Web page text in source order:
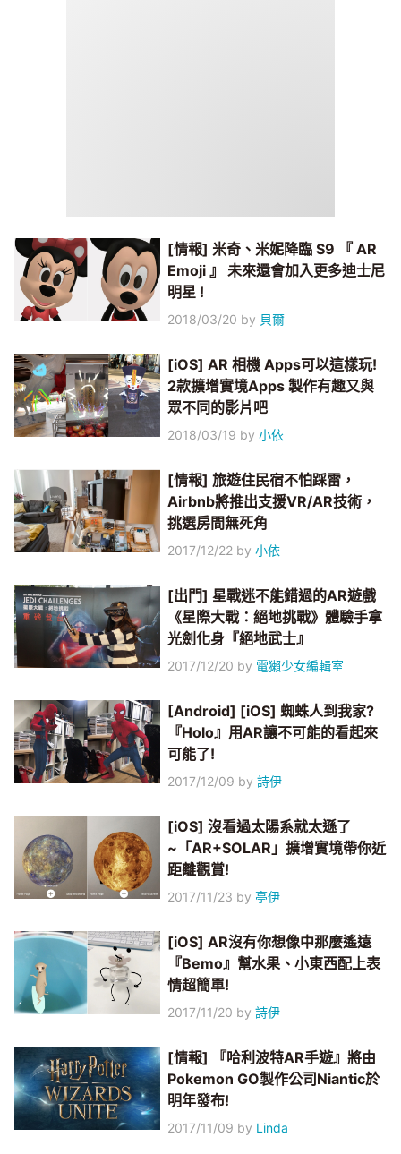
[情報] 米奇、米妮降臨 S9 『 AR
Emoji 』 未來還會加入更多迪士尼
明星 !
2018/03/20 by 貝爾
[iOS] AR 相機 Apps可以這樣玩!
2款擴增實境Apps 製作有趣又與
眾不同的影片吧
2018/03/19 by小依
[情報] 旅遊住民宿不怕踩雷，
Airbnb將推出支援VR/AR技術，
挑選房間無死角
2017/12/22 by小依
[出門] 星戰迷不能錯過的AR遊戲
《星際大戰：絕地挑戰》體驗手拿
光劍化身『絕地武士』
2017/12/20 by 電獺少女編輯室
[Android] [iOS] 蜘蛛人到我家?
『Holo』用AR讓不可能的看起來
可能了!
2017/12/09 by詩伊
[iOS] 沒看過太陽系就太遜了
~「AR+SOLAR」擴增實境帶你近
距離觀賞!
2017/11/23 by亭伊
[iOS] AR沒有你想像中那麼遙遠
『Bemo』幫水果、小東西配上表
情超簡單!
2017/11/20 by詩伊
[情報] 『哈利波特AR手遊』將由
Pokemon GO製作公司Niantic於
明年發布!
2017/11/09 by Linda